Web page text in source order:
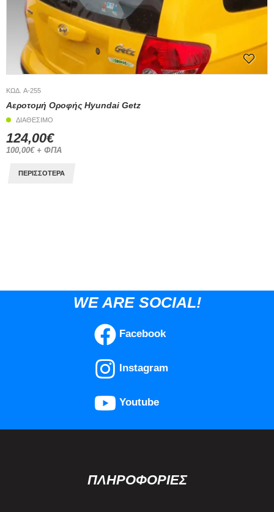
ΚΩΔ. A-255
Αεροτομή Οροφής Hyundai Getz
ΔΙΑΘΕΣΙΜΟ
124,00€
100,00€ + ΦΠΑ
ΠΕΡΙΣΣΟΤΕΡΑ
WE ARE SOCIAL!
Facebook
Instagram
Youtube
ΠΛΗΡΟΦΟΡΙΕΣ